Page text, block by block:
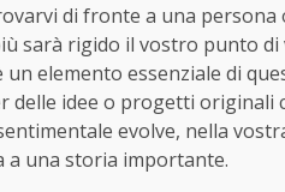
di fronte a una persona
sarà rigido il vostro punto
elemento essenziale di
idee o progetti originali
evolve, nella
a una storia importante.